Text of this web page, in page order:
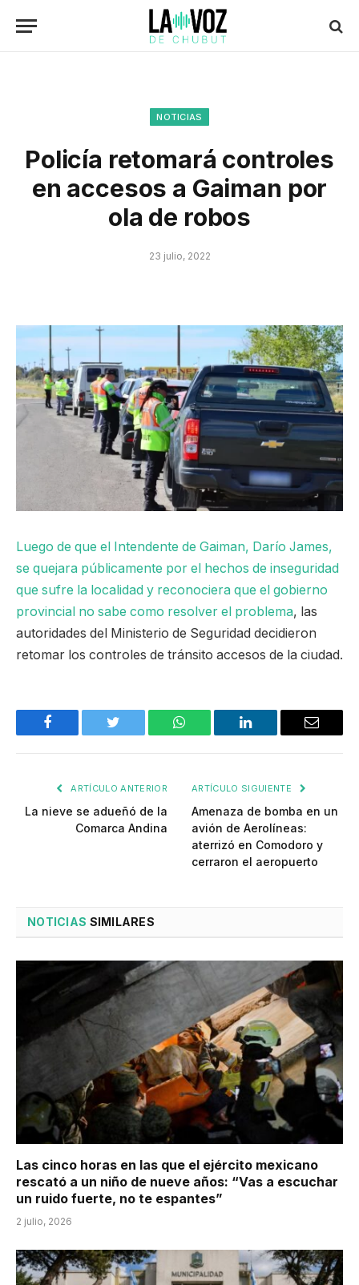
NOTICIAS
Policía retomará controles
en accesos a Gaiman por
ola de robos
23 julio, 2022
Luego de que el Intendente de Gaiman, Darío James,
se quejara públicamente por el hechos de inseguridad
que sufre la localidad y reconociera que el gobierno
provincial no sabe como resolver el problema, las
autoridades del Ministerio de Seguridad decidieron
retomar los controles de tránsito accesos de la ciudad.
Facebook Twitter WhatsApp LinkedIn Email
ARTÍCULO ANTERIOR
La nieve se adueñó de la
Comarca Andina
ARTÍCULO SIGUIENTE
Amenaza de bomba en un
avión de Aerolíneas:
aterrizó en Comodoro y
cerraron el aeropuerto
NOTICIAS SIMILARES
Las cinco horas en las que el ejército mexicano
rescató a un niño de nueve años: “Vas a escuchar
un ruido fuerte, no te espantes”
2 julio, 2026